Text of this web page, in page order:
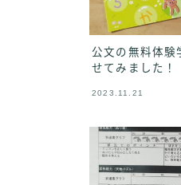
公文の無料体験
せてみました！
2023.11.21